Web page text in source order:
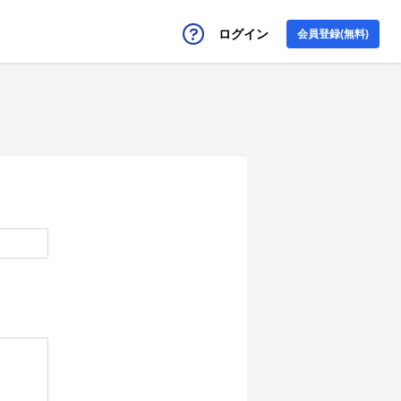
ログイン 会員登録(無料)